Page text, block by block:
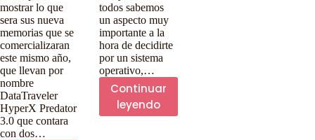
mostrar lo que
sera sus nueva
memorias que se
comercializaran
este mismo año,
que llevan por
nombre
DataTraveler
HyperX Predator
3.0 que contara
con dos…
todos sabemos
un aspecto muy
importante a la
hora de decidirte
por un sistema
operativo,…
Continuar
leyendoMicrosoft
busca